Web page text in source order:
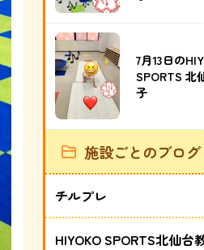
7月13日の
SPORTS 北
子
施設ごとのブログ
チルプレ
HIYOKO SPORTS北仙台